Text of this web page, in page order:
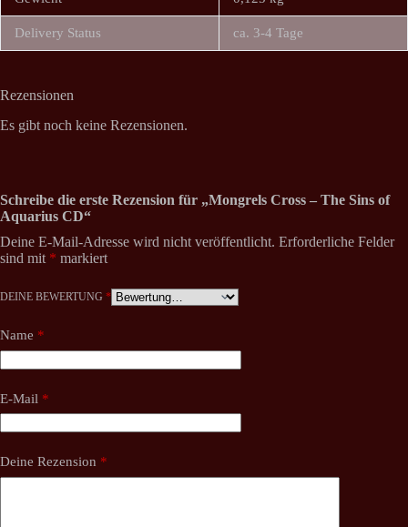
Delivery Status ca. 3-4 Tage
Rezensionen
Es gibt noch keine Rezensionen.
Schreibe die erste Rezension für „Mongrels Cross – The Sins of
Aquarius CD“
Deine E-Mail-Adresse wird nicht veröffentlicht. Erforderliche Felder
sind mit * markiert
DEINE BEWERTUNG *
Name *
E-Mail *
Deine Rezension *